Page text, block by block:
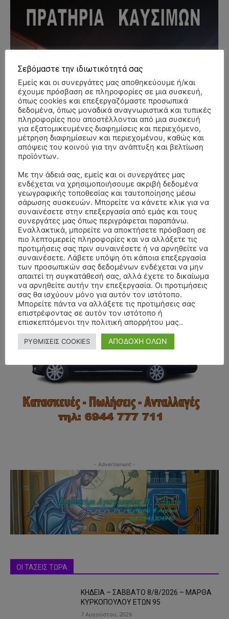
- Advertisment -
- Advertisment -
ΟΙ ΤΑΣΕΙΣ ΤΩΡΑ
ΚΗΔΕΙΑ – ΣΑΒΒΑΤΟ 8/8/2026 – ΜΑΡΘΑ
ΚΥΡΚΟΠΟΥΛΟΥ ΕΤΩΝ 95
7 Αυγούστου, 2026
Σεβόμαστε την ιδιωτικότητά σας
Εμείς και οι συνεργάτες μας αποθηκεύουμε ή/και
έχουμε πρόσβαση σε πληροφορίες σε μια συσκευή,
όπως cookies και επεξεργαζόμαστε προσωπικά
δεδομένα, όπως μοναδικά αναγνωριστικά και τυπικές
πληροφορίες που αποστέλλονται από μια συσκευή
για εξατομικευμένες διαφημίσεις και περιεχόμενο,
μέτρηση διαφημίσεων και περιεχομένου, καθώς και
απόψεις του κοινού για την ανάπτυξη και βελτίωση
προϊόντων.
Με την άδειά σας, εμείς και οι συνεργάτες μας
ενδέχεται να χρησιμοποιήσουμε ακριβή δεδομένα
γεωγραφικής τοποθεσίας και ταυτοποίησης μέσω
σάρωσης συσκευών. Μπορείτε να κάνετε κλικ για να
συναινέσετε στην επεξεργασία από εμάς και τους
συνεργάτες μας όπως περιγράφεται παραπάνω.
Εναλλακτικά, μπορείτε να αποκτήσετε πρόσβαση σε
πιο λεπτομερείς πληροφορίες και να αλλάξετε τις
προτιμήσεις σας πριν συναινέσετε ή να αρνηθείτε να
συναινέσετε. Λάβετε υπόψη ότι κάποια επεξεργασία
των προσωπικών σας δεδομένων ενδέχεται να μην
απαιτεί τη συγκατάθεσή σας, αλλά έχετε το δικαίωμα
να αρνηθείτε αυτήν την επεξεργασία. Οι προτιμήσεις
σας θα ισχύουν μόνο για αυτόν τον ιστότοπο.
Μπορείτε πάντα να αλλάξετε τις προτιμήσεις σας
επιστρέφοντας σε αυτόν τον ιστότοπο ή
επισκεπτόμενοι την πολιτική απορρήτου μας..
ΡΥΘΜΙΣΕΙΣ COOKIES ΑΠΟΔΟΧΗ ΟΛΩΝ